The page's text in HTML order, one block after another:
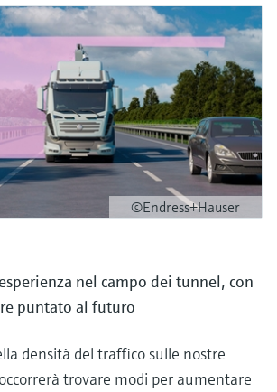
©Endress+Hauser
nel campo dei tunnel, con
puntato al futuro
densità del traffico sulle nostre
trovare modi per aumentare